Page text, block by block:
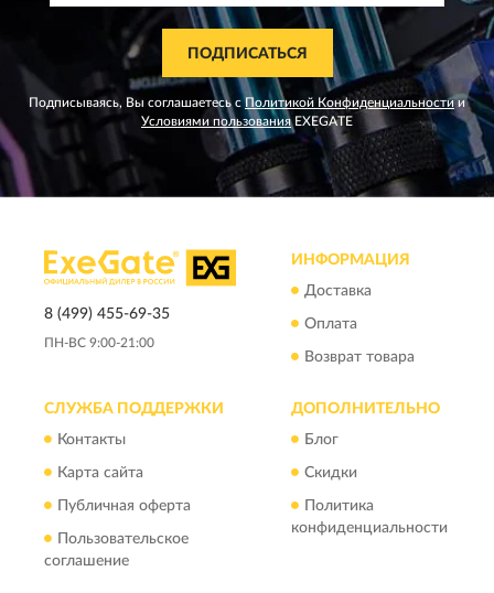
ПОДПИСАТЬСЯ
Подписываясь, Вы соглашаетесь сПолитикой Конфиденциальности и
Условиями пользованияEXEGATE
8 (499) 455-69-35
ПН-ВС 9:00-21:00
ИНФОРМАЦИЯ
Доставка
Оплата
Возврат товара
СЛУЖБА ПОДДЕРЖКИ
Контакты
Карта сайта
Публичная оферта
Пользовательское
соглашение
ДОПОЛНИТЕЛЬНО
Блог
Скидки
Политика
конфиденциальности